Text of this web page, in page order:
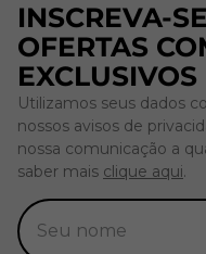
INSCREVA-
OFERTAS
EXCLUSIVOS
Utilizamos seus dados
nossos avisos de
nossa comunicação a
saber mais clique aqui.